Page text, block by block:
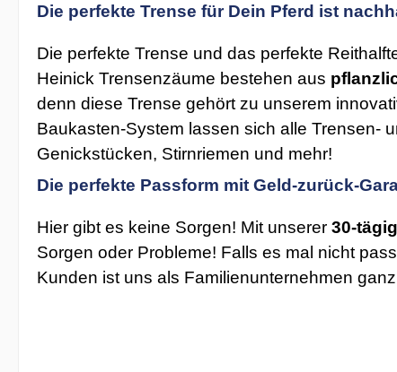
Die perfekte Trense für Dein Pferd ist
Die perfekte Trense und das perfekte
Heinick Trensenzäume bestehen aus
denn diese Trense gehört zu unserem
Baukasten-System lassen sich alle Trensen-
Genickstücken, Stirnriemen und mehr!
Die perfekte Passform mit Geld-zurück-
Hier gibt es keine Sorgen! Mit unserer 30-
Sorgen oder Probleme! Falls es mal nicht
Kunden ist uns als Familienunternehmen